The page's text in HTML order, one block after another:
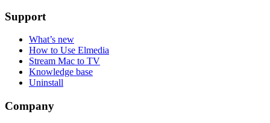
Support
What’s new
How to Use Elmedia
Stream Mac to TV
Knowledge base
Uninstall
Company